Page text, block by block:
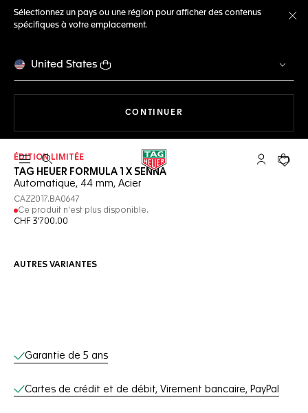
Sélectionnez un pays ou une région pour afficher des contenus
spécifiques à votre emplacement.
United States
CONTINUER
Ouvrir la barre de recherche Compte My
Votre
ÉDITION LIMITÉE
TAG HEUER FORMULA 1 X SENNA
Automatique, 44 mm, Acier
CAZ2017.BA0647
Ce produit n'est plus disponible.
CHF 3'700.00
AUTRES VARIANTES
Services en ligne
Garantie de 5 ans
Cartes de crédit et de débit, Virement bancaire, PayPal